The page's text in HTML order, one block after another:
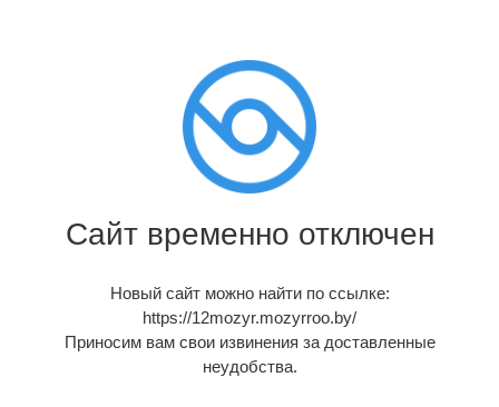
Сайт временно отключен
Новый сайт можно найти по ссылке:
https://12mozyr.mozyrroo.by/
Приносим вам свои извинения за доставленные
неудобства.